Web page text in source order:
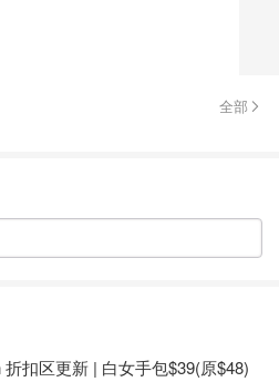
全部
折扣区更新 | 白女手包$39(原$48)